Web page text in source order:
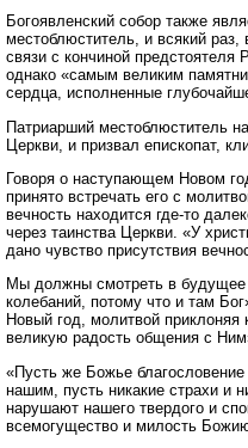
Богоявленский собор также
местоблюститель, и всякий
связи с кончиной
однако «самым великим
сердца, исполненные
Патриарший местоблюститель
Церкви, и призвал епископат,
Говоря о наступающем Новом
принято встречать его с
вечность находится где-то
через таинства Церкви. «У
дано чувство присутствия
Мы должны смотреть в будущее
колебаний, потому что и там
Новый год, молитвой
великую радость общения с
«Пусть же Божье
нашим, пусть никакие страхи и
нарушают нашего твердого и
всемогущество и милость